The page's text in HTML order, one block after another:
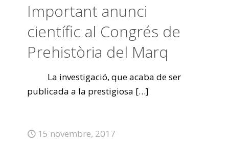
Important anunci
científic al Congrés de
Prehistòria del Marq
La investigació, que acaba de ser
publicada a la prestigiosa […]
15 novembre, 2017